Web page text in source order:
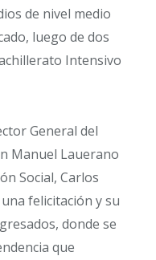
de nivel medio
luego de dos
Intensivo
General del
Manuel Lauerano
Social, Carlos
felicitación y su
donde se
que